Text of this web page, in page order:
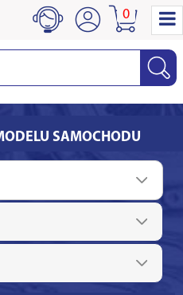
0
SAMOCHODU